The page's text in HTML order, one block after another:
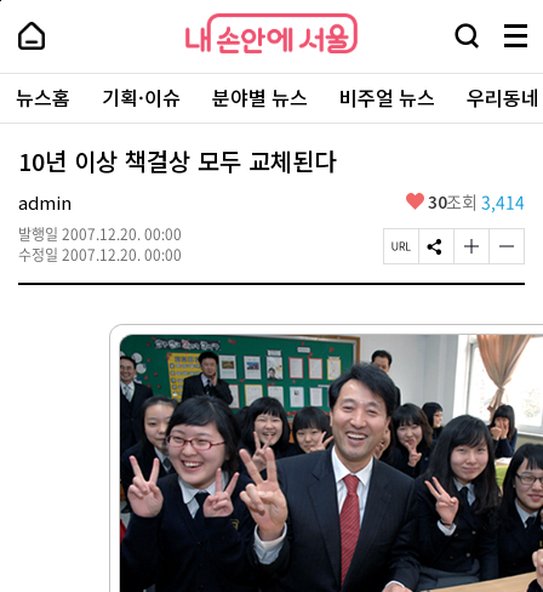
본
로
가
내
손
안
에
서
울
-
서
울
시
대
표
소
내
손
에
울
검
창
열
기
메
뉴
전
체
보
주
요
서
뉴스홈 기획·이슈 분야별 뉴스 비주얼 뉴스 우리동
10년 이상 책걸상 모두 교체된다
admin
발행일 2007.12.20. 00:00
수정일 2007.12.20. 00:00
좋
요
30조회 3,414
페
이
U
R
사
S
N
공
유
글
자
기
크
게
변
경
하
기
글
자
기
작
게
변
경
하
기
페
상
단
로